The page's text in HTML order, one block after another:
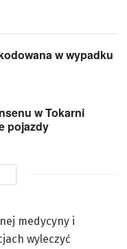
w wypadku
w Tokarni
pojazdy
medycyny i
wyleczyć